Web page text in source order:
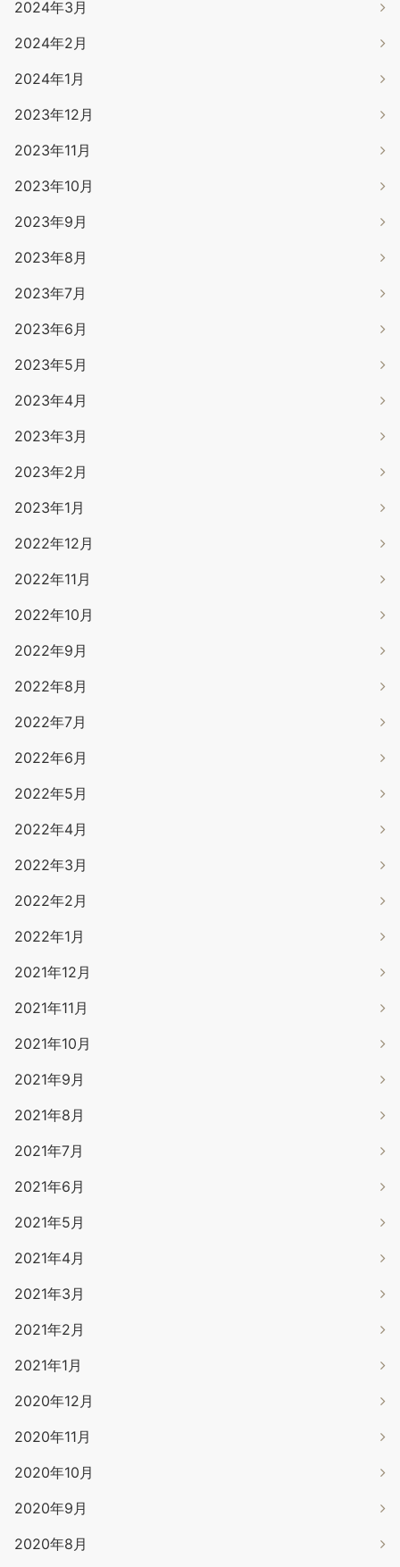
2024年3月
2024年2月
2024年1月
2023年12月
2023年11月
2023年10月
2023年9月
2023年8月
2023年7月
2023年6月
2023年5月
2023年4月
2023年3月
2023年2月
2023年1月
2022年12月
2022年11月
2022年10月
2022年9月
2022年8月
2022年7月
2022年6月
2022年5月
2022年4月
2022年3月
2022年2月
2022年1月
2021年12月
2021年11月
2021年10月
2021年9月
2021年8月
2021年7月
2021年6月
2021年5月
2021年4月
2021年3月
2021年2月
2021年1月
2020年12月
2020年11月
2020年10月
2020年9月
2020年8月